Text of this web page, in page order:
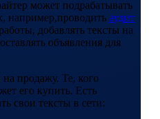
может подрабатывать
например,проводить аудит
добавлять тексты на
объявления для
продажу. Те, кого
его купить. Есть
свои тексты в сети: